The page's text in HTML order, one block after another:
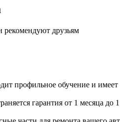
друзьям
профильное обучение и имеет
гарантия от 1 месяца до